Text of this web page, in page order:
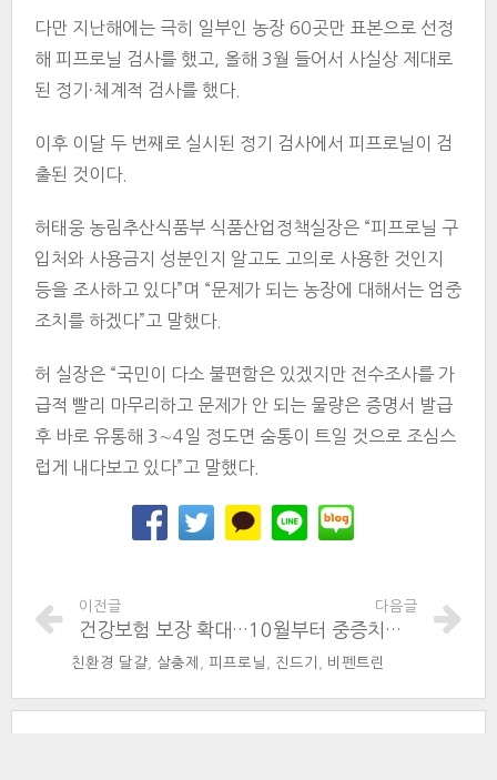
다만 지난해에는 극히 일부인 농장 60곳만 표본으로 선정
해 피프로닐 검사를 했고, 올해 3월 들어서 사실상 제대로
된 정기·체계적 검사를 했다.
이후 이달 두 번째로 실시된 정기 검사에서 피프로닐이 검
출된 것이다.
허태웅 농림추산식품부 식품산업정책실장은 “피프로닐 구
입처와 사용금지 성분인지 알고도 고의로 사용한 것인지
등을 조사하고 있다”며 “문제가 되는 농장에 대해서는 엄중
조치를 하겠다”고 말했다.
허 실장은 “국민이 다소 불편함은 있겠지만 전수조사를 가
급적 빨리 마무리하고 문제가 안 되는 물량은 증명서 발급
후 바로 유통해 3∼4일 정도면 숨통이 트일 것으로 조심스
럽게 내다보고 있다”고 말했다.
이전글
건강보험 보장 확대된다는데
다음글
10월부터 중증치매 환자 의료비 10%만 부담
태
그
친환경 달걀 살충제 피프로닐 진드기 비펜트린